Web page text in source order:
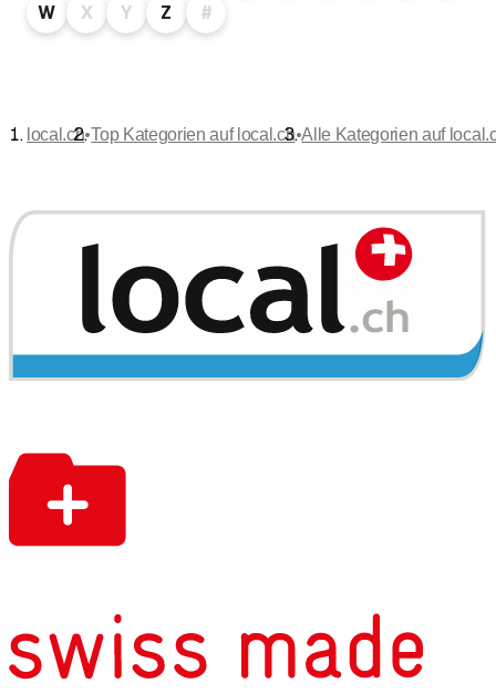
W
X Y Z #
local.ch•Top Kategorien auf local.ch•Alle Kategorien auf